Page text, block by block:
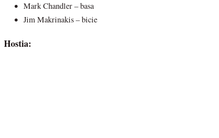
Mark Chandler – basa
Jim Makrinakis – bicie
Hostia: